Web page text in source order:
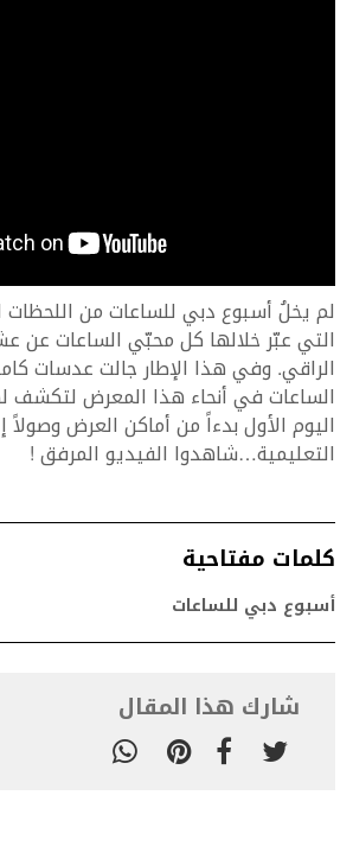
لم يخلُ أسبوع دبي للساعات من اللحظات
التي عبّر خلالها كل محبّي الساعات عن
الراقي. وفي هذا الإطار جالت عدسات
الساعات في أنحاء هذا المعرض
اليوم الأول بدءاً من أماكن العرض
التعليمية…شاهدوا الفيديو المرفق !
كلمات مفتاحية
أسبوع دبي للساعات
شارك هذا المقال